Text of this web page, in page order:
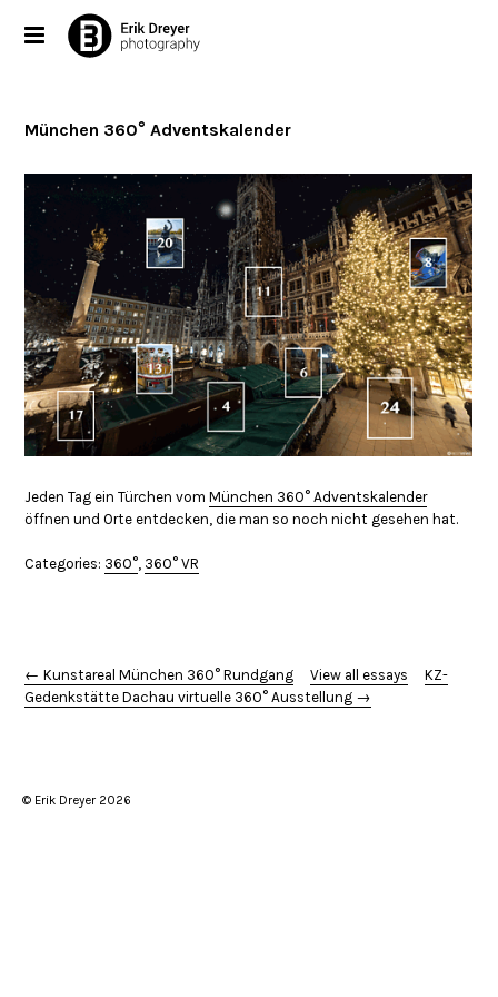
München 360° Adventskalender
Jeden Tag ein Türchen vomMünchen 360° Adventskalender
öffnen und Orte entdecken, die man so noch nicht gesehen hat.
Categories: 360°, 360° VR
← Kunstareal München 360° Rundgang View all essays
KZ-
Gedenkstätte Dachau virtuelle 360° Ausstellung →
© Erik Dreyer 2026